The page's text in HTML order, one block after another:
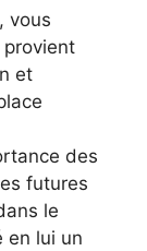
vous
provient
et
des
futures
le
en lui un